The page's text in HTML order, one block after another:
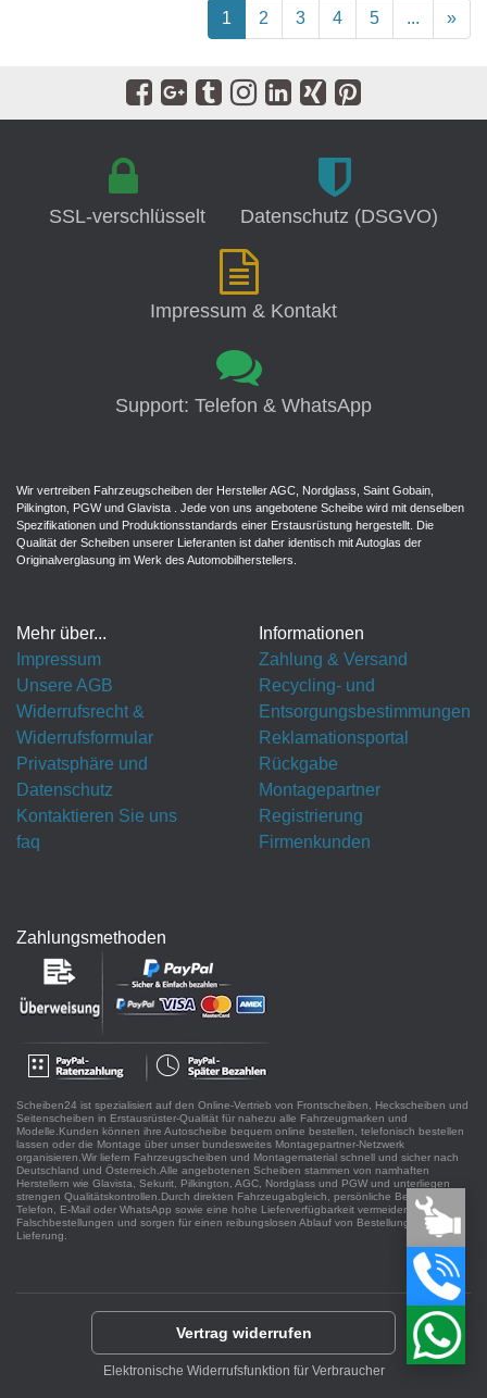
1 2 3 4 5 ... »
SSL-verschlüsselt Datenschutz (DSGVO)
Impressum & Kontakt
Support: Telefon & WhatsApp
Wir vertreiben Fahrzeugscheiben der Hersteller AGC, Nordglass, Saint Gobain,
Pilkington, PGW und Glavista . Jede von uns angebotene Scheibe wird mit denselben
Spezifikationen und Produktionsstandards einer Erstausrüstung hergestellt. Die
Qualität der Scheiben unserer Lieferanten ist daher identisch mit Autoglas der
Originalverglasung im Werk des Automobilherstellers.
Mehr über...
Impressum
Unsere AGB
Widerrufsrecht &
Widerrufsformular
Privatsphäre und
Datenschutz
Kontaktieren Sie uns
faq
Informationen
Zahlung & Versand
Recycling- und
Entsorgungsbestimmungen
Reklamationsportal
Rückgabe
Montagepartner
Registrierung
Firmenkunden
Zahlungsmethoden
Scheiben24 ist spezialisiert auf den Online-Vertrieb von Frontscheiben, Heckscheiben und
Seitenscheiben in Erstausrüster-Qualität für nahezu alle Fahrzeugmarken und
Modelle.Kunden können ihre Autoscheibe bequem online bestellen, telefonisch bestellen
lassen oder die Montage über unser bundesweites Montagepartner-Netzwerk
organisieren.Wir liefern Fahrzeugscheiben und Montagematerial schnell und sicher nach
Deutschland und Österreich.Alle angebotenen Scheiben stammen von namhaften
Herstellern wie Glavista, Sekurit, Pilkington, AGC, Nordglass und PGW und unterliegen
strengen Qualitätskontrollen.Durch direkten Fahrzeugabgleich, persönliche Beratung per
Telefon, E-Mail oder WhatsApp sowie eine hohe Lieferverfügbarkeit vermeiden wir
Falschbestellungen und sorgen für einen reibungslosen Ablauf von Bestellung bis
Lieferung.
Vertrag widerrufen
Elektronische Widerrufsfunktion für Verbraucher